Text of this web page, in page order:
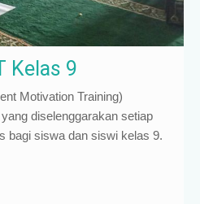
Kelas 9
Motivation Training)
diselenggarakan setiap
bagi siswa dan siswi kelas 9.